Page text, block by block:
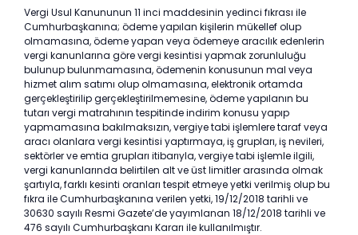
Vergi Usul Kanununun 11 inci maddesinin yedinci fıkrası ile
Cumhurbaşkanına; ödeme yapılan kişilerin mükellef olup
olmamasına, ödeme yapan veya ödemeye aracılık edenlerin
vergi kanunlarına göre vergi kesintisi yapmak zorunluluğu
bulunup bulunmamasına, ödemenin konusunun mal veya
hizmet alım satımı olup olmamasına, elektronik ortamda
gerçekleştirilip gerçekleştirilmemesine, ödeme yapılanın bu
tutarı vergi matrahının tespitinde indirim konusu yapıp
yapmamasına bakılmaksızın, vergiye tabi işlemlere taraf veya
aracı olanlara vergi kesintisi yaptırmaya, iş grupları, iş nevileri,
sektörler ve emtia grupları itibarıyla, vergiye tabi işlemle ilgili,
vergi kanunlarında belirtilen alt ve üst limitler arasında olmak
şartıyla, farklı kesinti oranları tespit etmeye yetki verilmiş olup bu
fıkra ile Cumhurbaşkanına verilen yetki, 19/12/2018 tarihli ve
30630 sayılı Resmi Gazete’de yayımlanan 18/12/2018 tarihli ve
476 sayılı Cumhurbaşkanı Kararı ile kullanılmıştır.